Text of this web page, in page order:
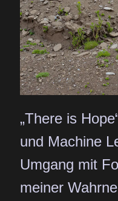
„There is
und Machine
Umgang mit
meiner